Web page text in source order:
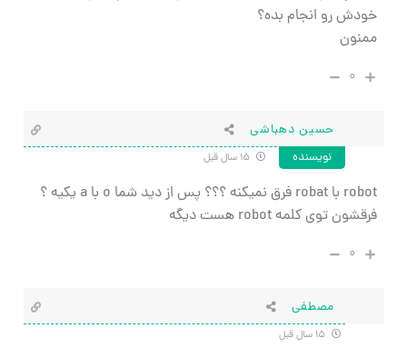
خودش رو انجام بده؟
ممنون
۰
حسین دهباشی
نویسنده
robot با robat فرق نمیکنه ؟؟؟ پس از دید شما o با a یکیه ؟
فرقشون توی کلمه robot هست دیگه
۰
مصطفی